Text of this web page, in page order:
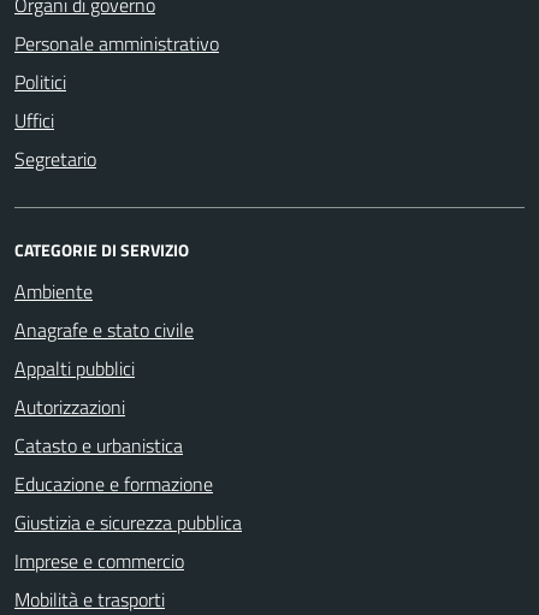
Personale amministrativo
Politici
Uffici
Segretario
CATEGORIE DI SERVIZIO
Ambiente
Anagrafe e stato civile
Appalti pubblici
Autorizzazioni
Catasto e urbanistica
Educazione e formazione
Giustizia e sicurezza pubblica
Imprese e commercio
Mobilità e trasporti